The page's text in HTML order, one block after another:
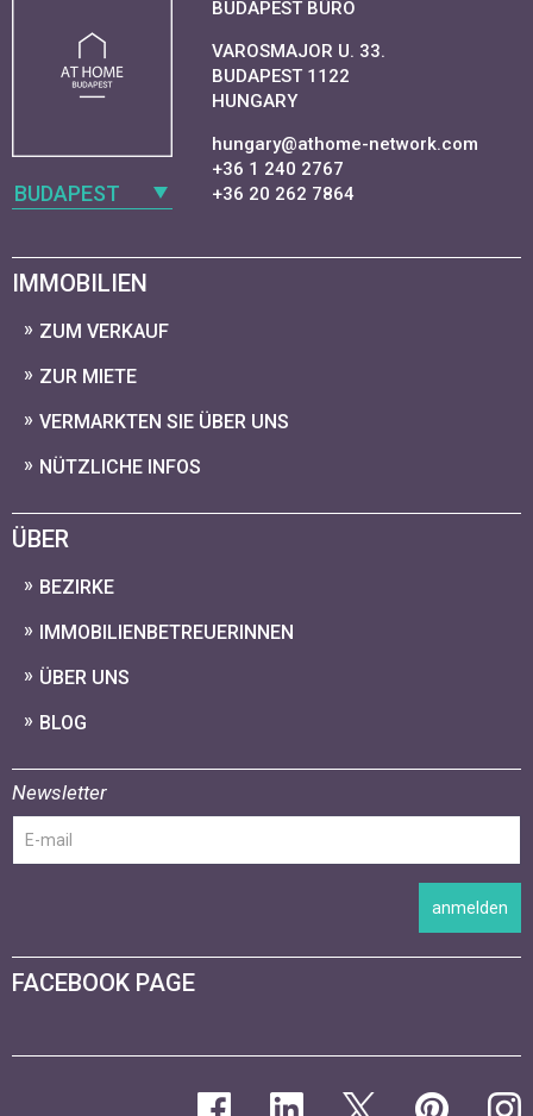
BUDAPEST
BUDAPEST BÜRO
VAROSMAJOR U. 33.
BUDAPEST 1122
HUNGARY
hungary@athome-network.com
+36 1 240 2767
+36 20 262 7864
IMMOBILIEN
ZUM VERKAUF
ZUR MIETE
VERMARKTEN SIE ÜBER UNS
NÜTZLICHE INFOS
ÜBER
BEZIRKE
IMMOBILIENBETREUERINNEN
ÜBER UNS
BLOG
Newsletter
anmelden
FACEBOOK PAGE